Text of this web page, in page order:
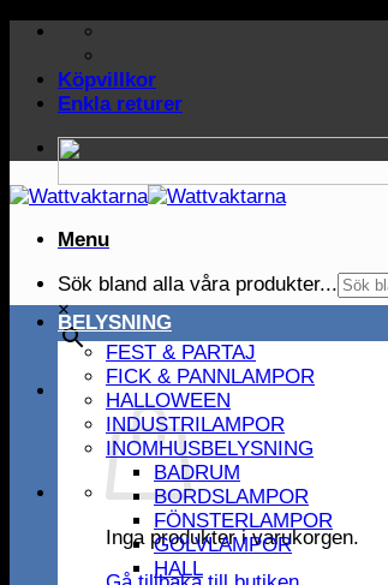
Skip
contentKöpvillkor
Enkla returer
Menu
Sök bland alla våra produkter...
×
Inga produkter i varukorgen.
BELYSNING
FEST & PARTAJ
FICK & PANNLAMPOR
HALLOWEEN
INDUSTRILAMPOR
INOMHUSBELYSNING
BADRUM
BORDSLAMPOR
FÖNSTERLAMPOR
GOLVLAMPOR
HALL